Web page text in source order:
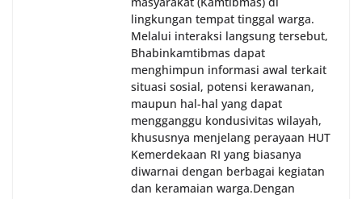
lingkungan tempat tinggal warga.
Melalui interaksi langsung tersebut,
Bhabinkamtibmas dapat
menghimpun informasi awal terkait
situasi sosial, potensi kerawanan,
maupun hal-hal yang dapat
mengganggu kondusivitas wilayah,
khususnya menjelang perayaan HUT
Kemerdekaan RI yang biasanya
diwarnai dengan berbagai kegiatan
dan keramaian warga.‎‎Dengan